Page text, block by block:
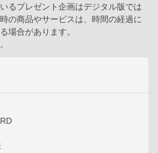
るプレゼント企画はデジタル版では
の商品やサービスは、時間の経過に
場合があります。